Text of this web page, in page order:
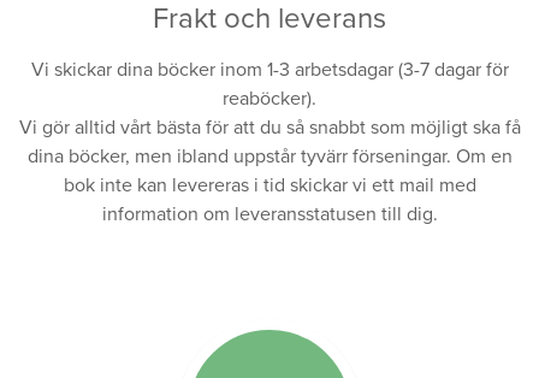
Frakt och leverans
Vi skickar dina böcker inom 1-3 arbetsdagar (3-7 dagar för
reaböcker).
Vi gör alltid vårt bästa för att du så snabbt som möjligt ska få
dina böcker, men ibland uppstår tyvärr förseningar. Om en
bok inte kan levereras i tid skickar vi ett mail med
information om leveransstatusen till dig.